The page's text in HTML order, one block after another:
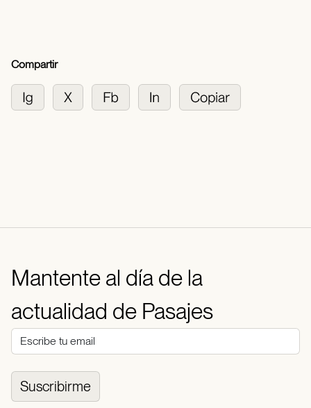
Compartir
Mantente al día de la
actualidad de Pasajes
Suscribirme